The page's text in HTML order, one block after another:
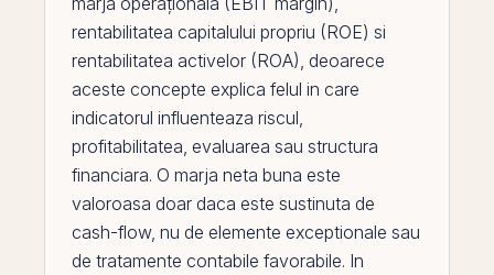
rentabilitatea capitalului propriu (ROE) si
rentabilitatea activelor (ROA), deoarece
aceste concepte explica felul in care
indicatorul influenteaza riscul,
profitabilitatea, evaluarea sau structura
financiara. O marja neta buna este
valoroasa doar daca este sustinuta de
cash-flow, nu de elemente exceptionale sau
de tratamente contabile favorabile. In